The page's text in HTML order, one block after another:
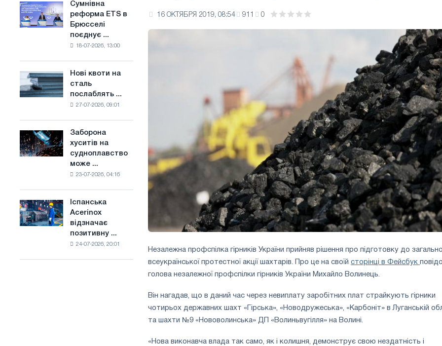
з
виробництва
низьковуглецевої
основі
водню
Франції
Сумнівна
реформа
ETS
обмеження
з
боротьбі
зі
зміною
клімату
Сумнівна
реформа ETS в
Брюсселі
поєднує ...
18-07-2026, 13:00
Нові
квоти
на
в
Сполученому
Нові квоти на
сталь
послаблять ...
27-07-2026, 09:01
Заборона
хуситів
на
судноплавство
Саудівської
сталі
Заборона
хуситів на
судноплавство
може ...
23-07-2026, 04:16
Іспанська
Acerinox
відзначає
Іспанська
Acerinox
відзначає
позитивну ...
24-07-2026, 20:01
16 ОКТЯБРЯ 2019, 08:54 911 0
Незалежна профспілка гірників України прийняв рішення про підготовку до
всеукраїнської протестної акції шахтарів. Про це на своїй сторінці в Фейсбук
голова незалежної профспілки гірників України Михайло Волинець.
Він нагадав, що в даний час через невиплату заробітних плат страйкують гірники
чотирьох державних шахт «Гірська», «Новодружеська», «Карбоніт» в Луганській
та шахти №9 «Нововолинська» ДП «Волиньвугілля» на Волині.
«Нова виконавча влада так само, як і колишня, демонструє свою нездатність і